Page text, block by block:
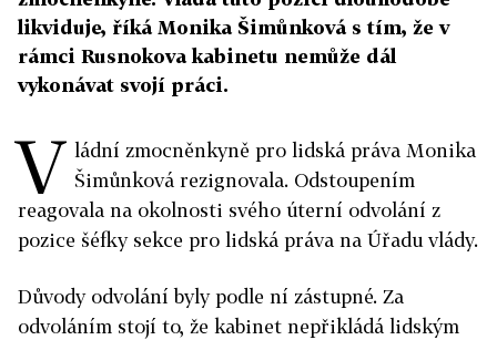
likviduje, říká Monika Šimůnková s tím, že v
rámci Rusnokova kabinetu nemůže dál
vykonávat svojí práci.
V ládní zmocněnkyně pro lidská práva Monika
Šimůnková rezignovala. Odstoupením
reagovala na okolnosti svého úterní odvolání z
pozice šéfky sekce pro lidská práva na Úřadu vlády.
Důvody odvolání byly podle ní zástupné. Za
odvoláním stojí to, že kabinet nepřikládá lidským